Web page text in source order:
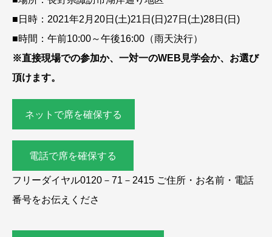
■日時：2021年2月20日(土)21日(日)27日(土)28日(日)
■時間：午前10:00～午後16:00（雨天決行）
※直接現場での参加か、一対一のWEB見学会か、お選び
頂けます。
ネットで席を確保する
電話で席を確保する
フリーダイヤル0120－71－2415 ご住所・お名前・電話
番号をお伝えくださ